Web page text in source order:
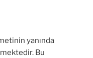
yanında
Bu